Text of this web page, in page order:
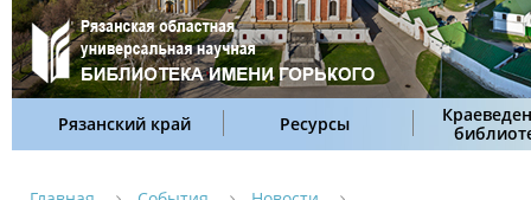
Рязанский край Ресурсы